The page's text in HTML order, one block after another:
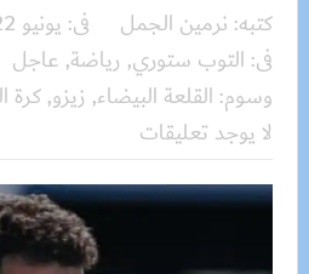
كتبه: نرمين الجمل فى: يونيو 22, 2025
فى: التوب ستوري, رياضة, عاجل
وسوم: القلعة البيضاء, زيزو,كرة
لا يوجد تعليقات